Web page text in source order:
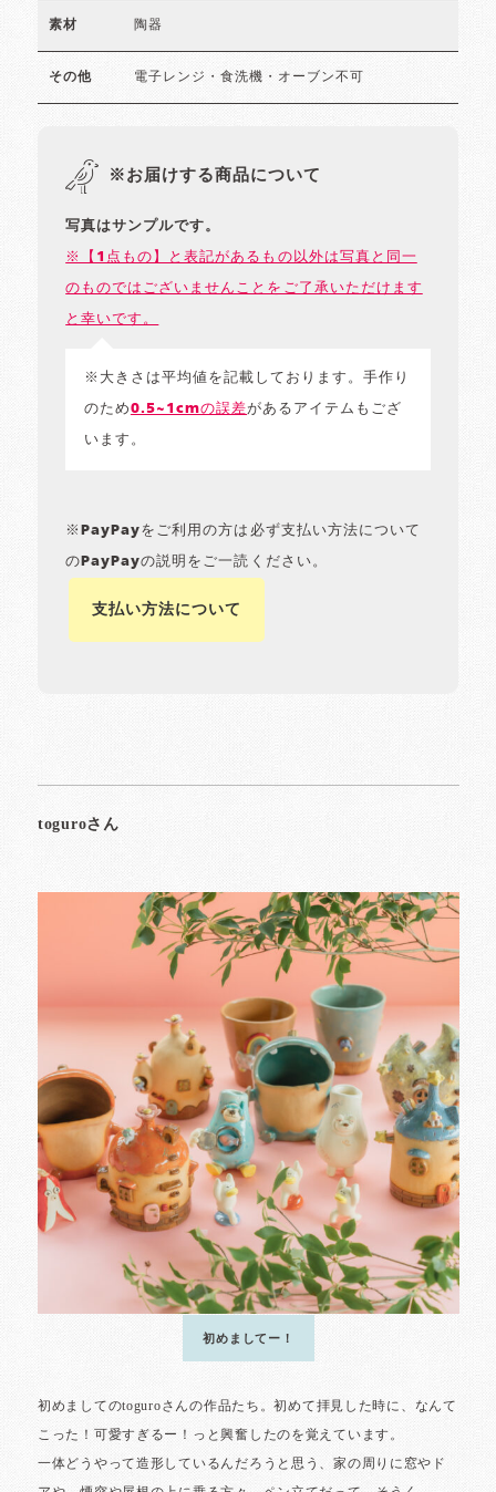
素材 陶器
その他 電子レンジ・食洗機・オーブン不可
※お届けする商品について
写真はサンプルです。
※【1点もの】と表記があるもの以外は写真と同一
のものではございませんことをご了承いただけます
と幸いです。
※大きさは平均値を記載しております。手作り
のため0.5~1cmの誤差があるアイテムもござ
います。
※PayPayをご利用の方は必ず支払い方法について
のPayPayの説明をご一読ください。
支払い方法について